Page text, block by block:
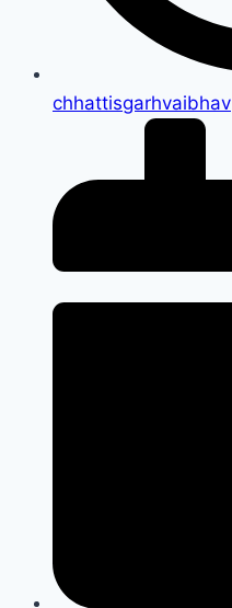
chhattisgarhvaibhav